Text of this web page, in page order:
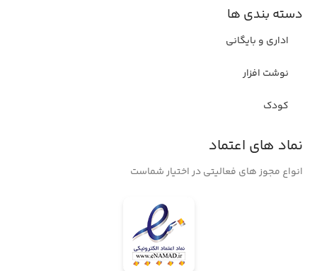
دسته بندی ها
اداری و بایگانی
نوشت افزار
کودک
نماد های اعتماد
انواع مجوز های فعالیتی در اختیار شماست